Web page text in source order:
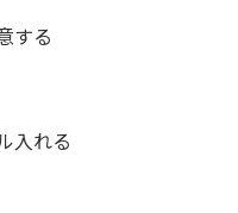
する
入れる